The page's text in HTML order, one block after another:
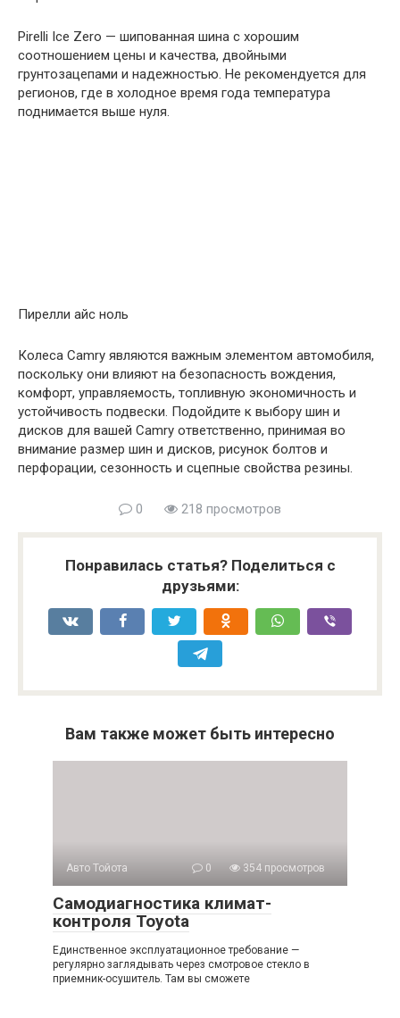
Pirelli Ice Zero — шипованная шина с хорошим
соотношением цены и качества, двойными
грунтозацепами и надежностью. Не рекомендуется для
регионов, где в холодное время года температура
поднимается выше нуля.
Пирелли айс ноль
Колеса Camry являются важным элементом автомобиля,
поскольку они влияют на безопасность вождения,
комфорт, управляемость, топливную экономичность и
устойчивость подвески. Подойдите к выбору шин и
дисков для вашей Camry ответственно, принимая во
внимание размер шин и дисков, рисунок болтов и
перфорации, сезонность и сцепные свойства резины.
0 218 просмотров
Понравилась статья? Поделиться с
друзьями:
Вам также может быть интересно
Авто Тойота 0 354 просмотров
Самодиагностика климат-
контроля Toyota
Единственное эксплуатационное требование —
регулярно заглядывать через смотровое стекло в
приемник-осушитель. Там вы сможете